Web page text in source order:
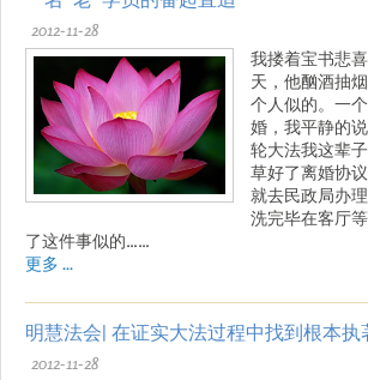
2012-11-28
我搂着宝书悲
天，他酗酒抽
个人似的。一
婚，我平静的
轮大法我这辈
草好了离婚协
就去民政局办
洗完毕在客厅
了这件事似的……
更多 ...
明慧法会| 在证实大法过程中找到根本执
2012-11-28